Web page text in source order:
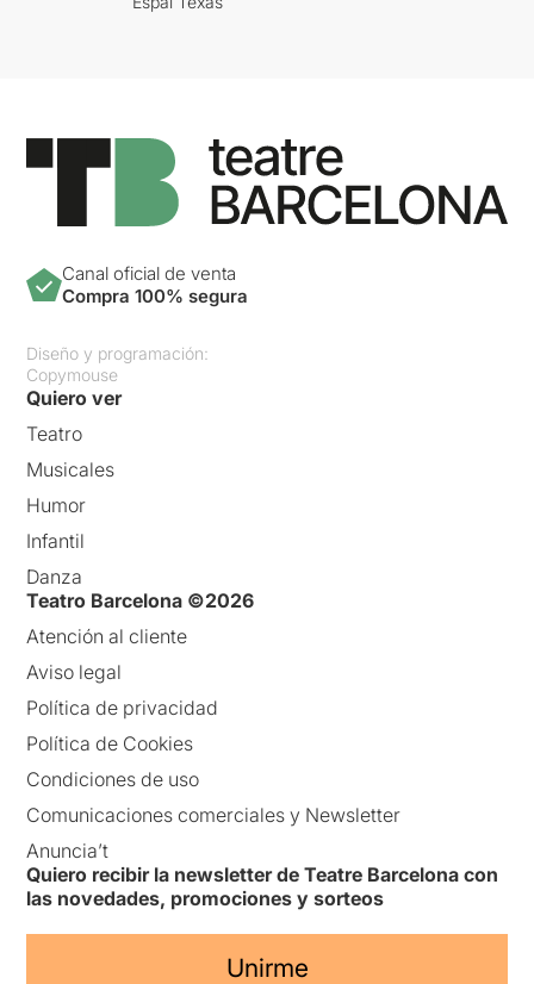
Canal oficial de venta
Compra 100% segura
Diseño y programación:
Copymouse
Quiero ver
Teatro
Musicales
Humor
Infantil
Danza
Teatro Barcelona ©2026
Atención al cliente
Aviso legal
Política de privacidad
Política de Cookies
Condiciones de uso
Comunicaciones comerciales y Newsletter
Anuncia’t
Quiero recibir la newsletter de Teatre Barcelona con
las novedades, promociones y sorteos
Unirme